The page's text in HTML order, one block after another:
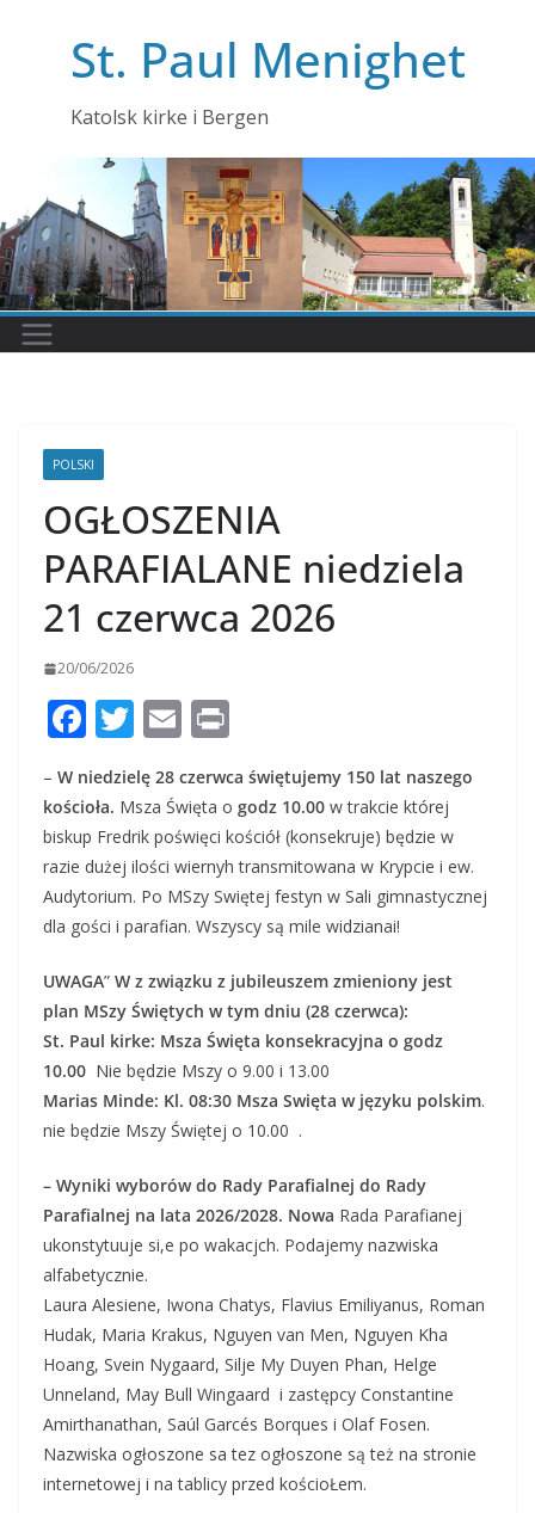
St. Paul Menighet
Katolsk kirke i Bergen
POLSKI
OGŁOSZENIA
PARAFIALANE niedziela
21 czerwca 2026
20/06/2026
F
ac
e
b
o
o
k
T
w
itt
er
E
ai
l
in
t
– W niedzielę 28 czerwca świętujemy 150 lat naszego
kościoła. Msza Święta o godz 10.00 w trakcie której
biskup Fredrik poświęci kościół (konsekruje) będzie w
razie dużej ilości wiernyh transmitowana w Krypcie i ew.
Audytorium. Po MSzy Swiętej festyn w Sali gimnastycznej
dla gości i parafian. Wszyscy są mile widzianai!
UWAGA” W z związku z jubileuszem zmieniony jest
plan MSzy Świętych w tym dniu (28 czerwca):
St. Paul kirke: Msza Święta konsekracyjna o godz
10.00 Nie będzie Mszy o 9.00 i 13.00
Marias Minde: Kl. 08:30 Msza Swięta w języku polskim.
nie będzie Mszy Świętej o 10.00 .
– Wyniki wyborów do Rady Parafialnej do Rady
Parafialnej na lata 2026/2028. Nowa Rada Parafianej
ukonstytuuje si,e po wakacjch. Podajemy nazwiska
alfabetycznie.
Laura Alesiene, Iwona Chatys, Flavius Emiliyanus, Roman
Hudak, Maria Krakus, Nguyen van Men, Nguyen Kha
Hoang, Svein Nygaard, Silje My Duyen Phan, Helge
Unneland, May Bull Wingaard i zastępcy Constantine
Amirthanathan, Saúl Garcés Borques i Olaf Fosen.
Nazwiska ogłoszone sa tez ogłoszone są też na stronie
internetowej i na tablicy przed kościoŁem.